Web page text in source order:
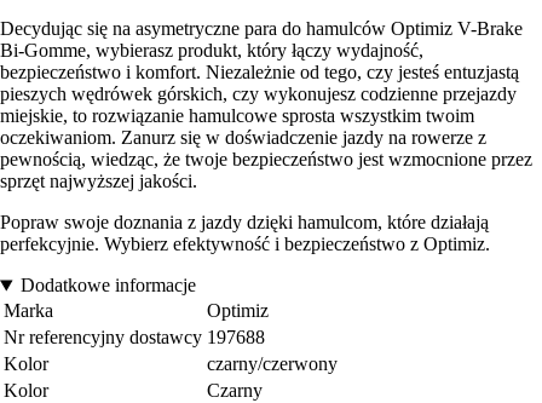
Decydując się na asymetryczne para do hamulców Optimiz V-Brake
Bi-Gomme, wybierasz produkt, który łączy wydajność,
bezpieczeństwo i komfort. Niezależnie od tego, czy jesteś entuzjastą
pieszych wędrówek górskich, czy wykonujesz codzienne przejazdy
miejskie, to rozwiązanie hamulcowe sprosta wszystkim twoim
oczekiwaniom. Zanurz się w doświadczenie jazdy na rowerze z
pewnością, wiedząc, że twoje bezpieczeństwo jest wzmocnione przez
sprzęt najwyższej jakości.
Popraw swoje doznania z jazdy dzięki hamulcom, które działają
perfekcyjnie. Wybierz efektywność i bezpieczeństwo z Optimiz.
Dodatkowe informacje
Marka
Optimiz
Nr referencyjny dostawcy 197688
Kolor
czarny/czerwony
Kolor
Czarny